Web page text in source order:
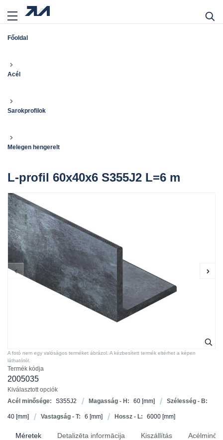
Főoldal
Acél
Sarokprofilok
Melegen hengerelt
L-profil 60x40x6 S355J2 L=6 m
Termék kódja
2005035
Kiválasztott opciók
Acél minősége:
S355J2 Magasság - H: 60 [mm] Szélesség - B:
40 [mm] Vastagság - T: 6 [mm] Hossz - L: 6000 [mm]
A fotó nem egy valóságos terméket ábrázol. A kézbesített termék eltérhet a képen
láthatótól.
Méretek Detalizēta informācija Kiszállítás